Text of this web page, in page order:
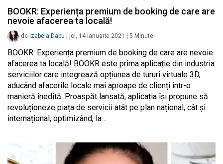
BOOKR: Experiența premium de booking de care are
nevoie afacerea ta locală!
de Izabela Dabu joi, 14 ianuarie 2021 5 Minute
BOOKR: Experiența premium de booking de care are nevoie
afacerea ta locală! BOOKR este prima aplicație din industria
serviciilor care integrează opțiunea de tururi virtuale 3D,
aducând afacerile locale mai aproape de clienți într-o
manieră inedită. Proaspăt lansată, aplicația își propune să
revoluționeze piața de servicii atât pe plan național, cât și
internațional, optimizând, la…